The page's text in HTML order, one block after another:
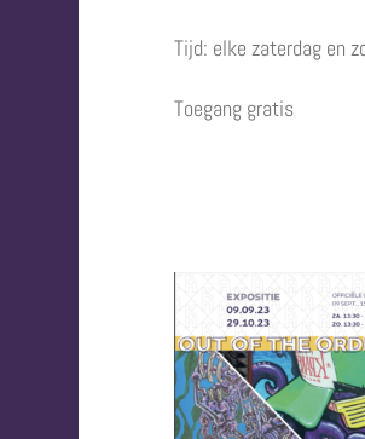
Tijd: elke zaterdag en
Toegang gratis